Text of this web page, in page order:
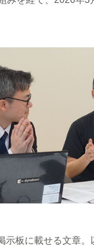
示板に載せる文章。